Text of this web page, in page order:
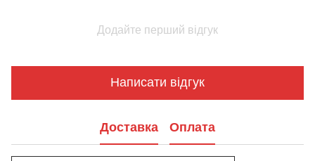
Додайте перший відгук
Написати відгук
Доставка Оплата